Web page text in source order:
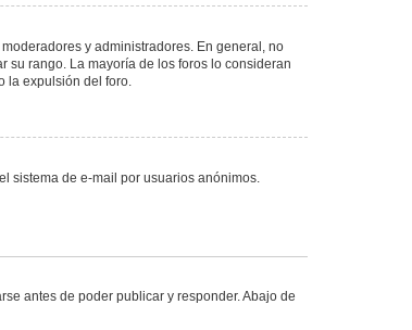
y administradores. En general, no
su rango. La mayoría de los foros lo consideran
la expulsión del foro.
sistema de e-mail por usuarios anónimos.
antes de poder publicar y responder. Abajo de